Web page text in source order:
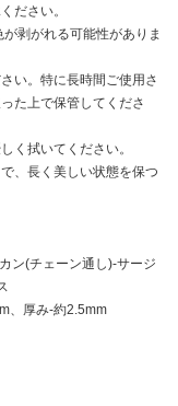
ださい。
剥がれる可能性がありま
い。特に長時間ご使用さ
た上で保管してくださ
く拭いてください。
、長く美しい状態を保つ
ン(チェーン通し)-サージ
、厚み-約2.5mm